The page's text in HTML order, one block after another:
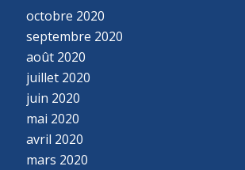
octobre 2020
septembre 2020
août 2020
juillet 2020
juin 2020
mai 2020
avril 2020
mars 2020